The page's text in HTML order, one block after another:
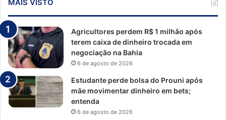
MAIS VISTO
Agricultores perdem R$ 1 milhão após
terem caixa de dinheiro trocada em
negociação na Bahia
6 de agosto de 2026
Estudante perde bolsa do Prouni após
mãe movimentar dinheiro em bets;
entenda
6 de agosto de 2026